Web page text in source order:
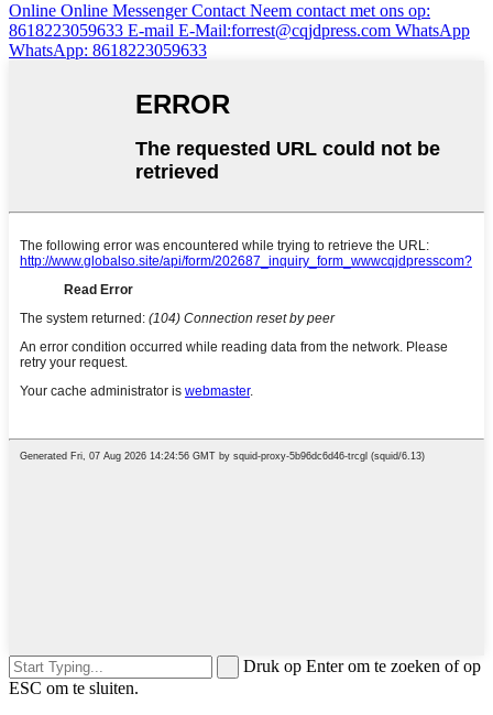
Online Online Messenger Contact Neem contact met ons op:
8618223059633 E-mail E-Mail:forrest@cqjdpress.com WhatsApp
WhatsApp: 8618223059633
Druk op Enter om te zoeken of op
ESC om te sluiten.